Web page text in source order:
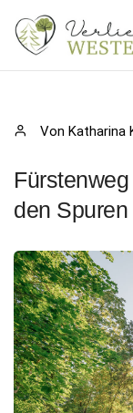
Von Katharina
den